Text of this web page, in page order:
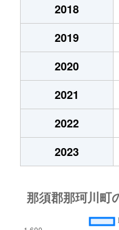
2018
2019
2020
2021
2022
2023